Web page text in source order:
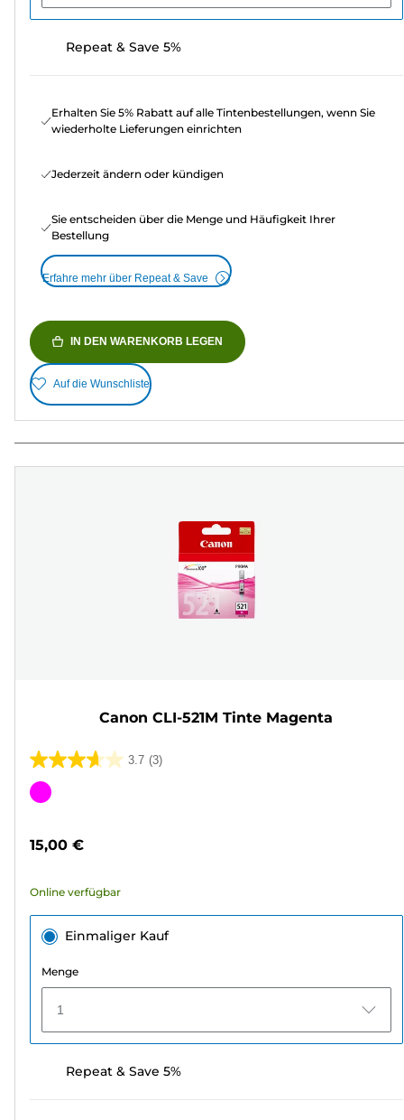
Repeat & Save 5%
Erhalten Sie 5% Rabatt auf alle Tintenbestellungen, wenn Sie
wiederholte Lieferungen einrichten
Jederzeit ändern oder kündigen
Sie entscheiden über die Menge und Häufigkeit Ihrer
Bestellung
Erfahre mehr über Repeat & Save
IN DEN WARENKORB LEGEN
Auf die Wunschliste
Canon CLI-521M Tinte Magenta
3.7 (3)
3.7
von
Farbpatrone
15,00 €
Online verfügbar
Einmaliger Kauf
Menge
1
Repeat & Save 5%